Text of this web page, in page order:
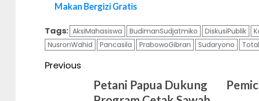
Makan Bergizi Gratis
Tags: AksiMahasiswa BudimanSudjatmiko DiskusiPublik
NusronWahid
Pancasila PrabowoGibran Sudaryono
Post
navigation
Previous
Petani Papua Dukung